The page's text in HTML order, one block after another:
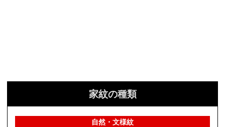
家紋の種類
自然・文様紋